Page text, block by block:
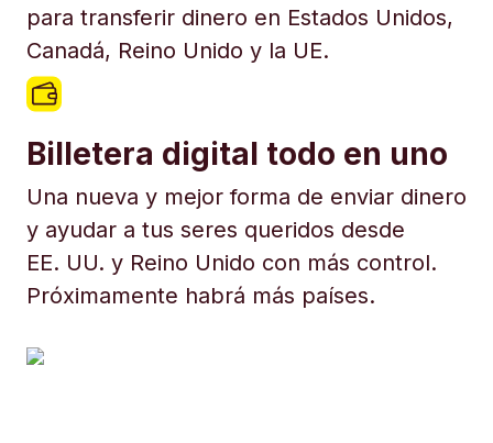
para transferir dinero en Estados Unidos,
Canadá, Reino Unido y la UE.
Billetera digital todo en uno
Una nueva y mejor forma de enviar dinero
y ayudar a tus seres queridos desde
EE. UU. y Reino Unido con más control.
Próximamente habrá más países.